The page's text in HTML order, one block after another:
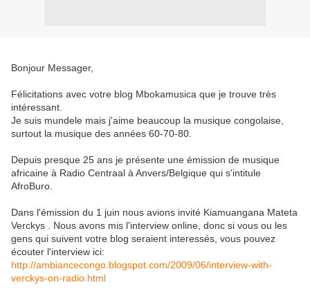
Bonjour Messager,
Félicitations avec votre blog Mbokamusica que je trouve très
intéressant.
Je suis mundele mais j'aime beaucoup la musique congolaise,
surtout la musique des années 60-70-80.
Depuis presque 25 ans je présente une émission de musique
africaine à Radio Centraal à Anvers/Belgique qui s'intitule
AfroBuro.
Dans l'émission du 1 juin nous avions invité Kiamuangana Mateta
Verckys . Nous avons mis l'interview online, donc si vous ou les
gens qui suivent votre blog seraient interessés, vous pouvez
écouter l'interview ici:
http://ambiancecongo.blogspot.com/2009/06/interview-with-
verckys-on-radio.html